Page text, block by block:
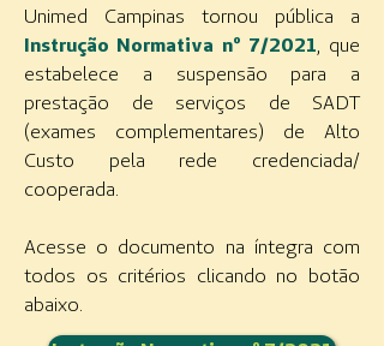
Unimed Campinas tornou pública a
Instrução Normativa nº 7/2021, que
estabelece a suspensão para a
prestação de serviços de SADT
(exames complementares) de Alto
Custo pela rede credenciada/
cooperada.
Acesse o documento na íntegra com
todos os critérios clicando no botão
abaixo.